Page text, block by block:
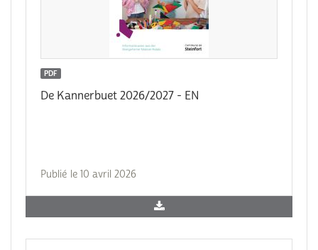
PDF
De Kannerbuet 2026/2027 - EN
Publié le 10 avril 2026